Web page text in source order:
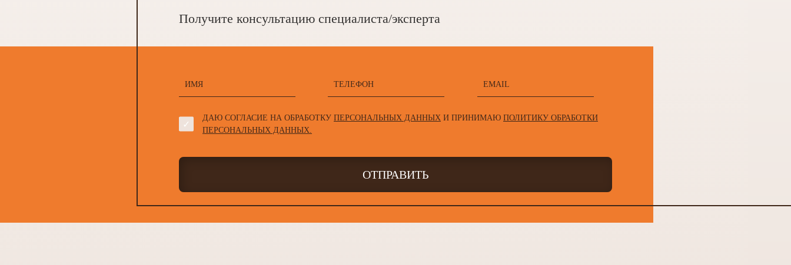
безотказной электроники и современных систем кондиционирования делает их комфортнее и
покупке. Вы можете быть уверены, что процесс приобретения недвижимости в Таиланде будет
Получите консультацию специалиста/эксперта
ДАЮ СОГЛАСИЕ НА ОБРАБОТКУ ПЕРСОНАЛЬНЫХ ДАННЫХ И ПРИНИМАЮ ПОЛИТИКУ ОБРАБОТКИ
ПЕРСОНАЛЬНЫХ ДАННЫХ.
ОТПРАВИТЬ